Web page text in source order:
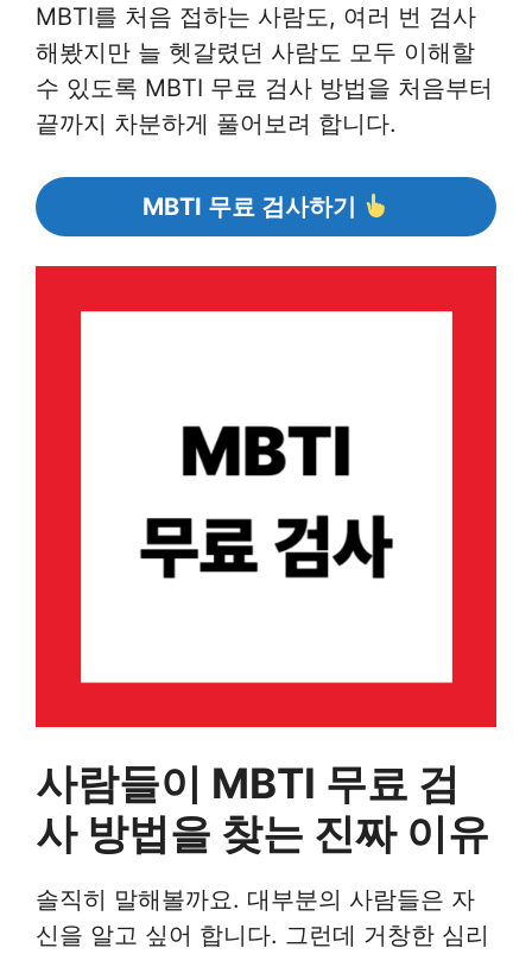
MBTI를 처음 접하는 사람도, 여러 번 검사
해봤지만 늘 헷갈렸던 사람도 모두 이해할
수 있도록 MBTI 무료 검사 방법을 처음부터
끝까지 차분하게 풀어보려 합니다.
MBTI 무료 검사하기
사람들이 MBTI 무료 검
사 방법을 찾는 진짜 이유
솔직히 말해볼까요. 대부분의 사람들은 자
신을 알고 싶어 합니다. 그런데 거창한 심리